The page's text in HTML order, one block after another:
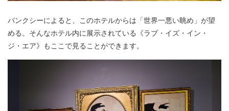
バンクシーによると、このホテルからは「世界一悪い眺め」が望
める。そんなホテル内に展示されている《ラブ・イズ・イン・
ジ・エア》もここで見ることができます。